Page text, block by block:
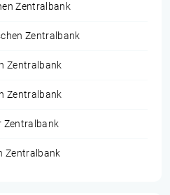
Zentralbank
Zentralbank
Zentralbank
Zentralbank
Zentralbank
Zentralbank